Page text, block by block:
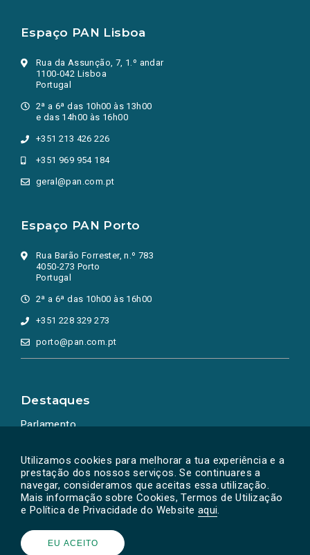
Utilizamos cookies para melhorar a tua experiência e a
prestação dos nossos serviços. Se continuares a
navegar, consideramos que aceitas essa utilização.
Mais informação sobre Cookies, Termos de Utilização
e Política de Privacidade do Website aqui.
EU ACEITO
Espaço PAN Lisboa
Rua da Assunção, 7, 1.º andar
1100-042 Lisboa
Portugal
2ª a 6ª das 10h00 às 13h00
e das 14h00 às 16h00
+351 213 426 226
+351 969 954 184
geral@pan.com.pt
Espaço PAN Porto
Rua Barão Forrester, n.º 783
4050-273 Porto
Portugal
2ª a 6ª das 10h00 às 16h00
+351 228 329 273
porto@pan.com.pt
Destaques
Parlamento
Powered by © PAN 2026